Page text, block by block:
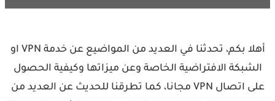
أهلا بكم، تحدثنا في العديد من المواضيع عن خدمة VPN او
الشبكة الافتراضية الخاصة وعن ميزاتها وكيفية الحصول
على اتصال VPN مجانا، كما تطرقنا للحديث عن العديد من